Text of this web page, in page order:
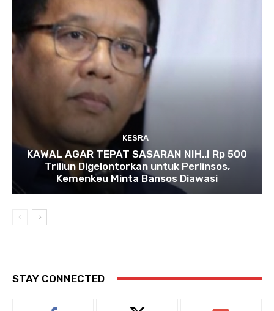
KESRA
KAWAL AGAR TEPAT SASARAN NIH..! Rp 500
Triliun Digelontorkan untuk Perlinsos,
Kemenkeu Minta Bansos Diawasi
STAY CONNECTED